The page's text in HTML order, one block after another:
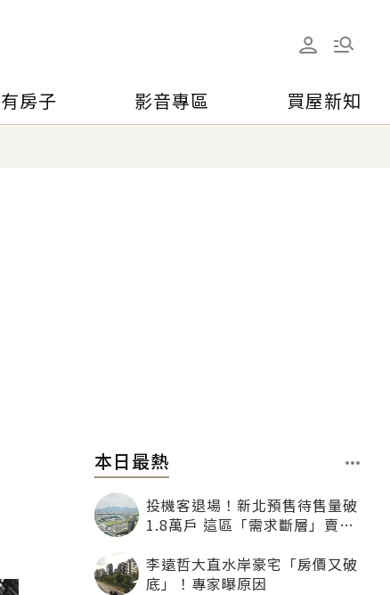
有房子 影音專區 買屋新知
本日最熱
投機客退場！新北預售待售量破
1.8萬戶 這區「需求斷層」賣壓
李遠哲大直水岸豪宅「房價又破
底」！專家曝原因